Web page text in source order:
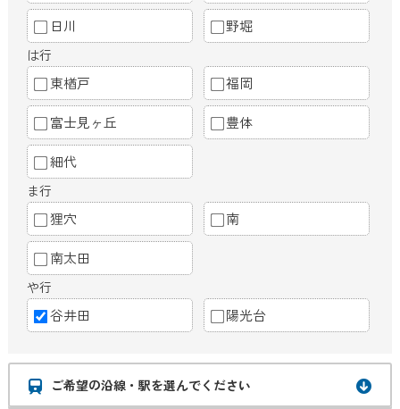
日川 野堀
は行
東楢戸 福岡
富士見ヶ丘 豊体
細代
ま行
狸穴 南
南太田
や行
谷井田 陽光台
ご希望の沿線・駅を選んでください